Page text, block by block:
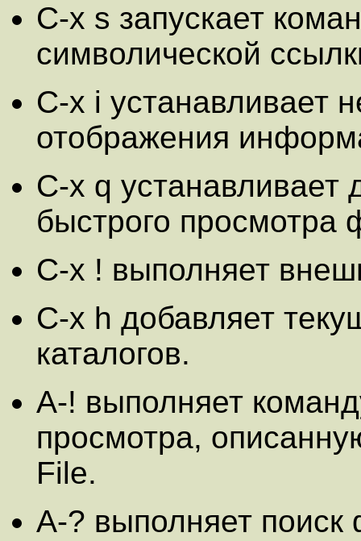
C-x s запускает
символической
C-x i устанавливает
отображения
C-x q устанавливает
быстрого просмотра
C-x ! выполняет
C-x h добавляет
каталогов.
A-! выполняет
просмотра,
File.
A-? выполняет поиск